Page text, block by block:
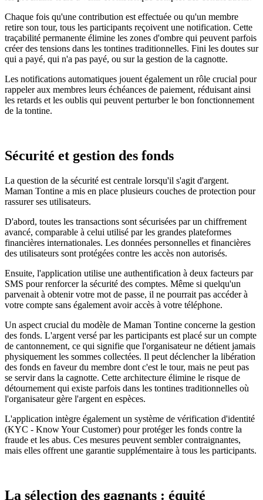
Chaque fois qu'une contribution est effectuée ou qu'un membre
retire son tour, tous les participants reçoivent une notification. Cette
traçabilité permanente élimine les zones d'ombre qui peuvent parfois
créer des tensions dans les tontines traditionnelles. Fini les doutes sur
qui a payé, qui n'a pas payé, ou sur la gestion de la cagnotte.
Les notifications automatiques jouent également un rôle crucial pour
rappeler aux membres leurs échéances de paiement, réduisant ainsi
les retards et les oublis qui peuvent perturber le bon fonctionnement
de la tontine.
Sécurité et gestion des fonds
La question de la sécurité est centrale lorsqu'il s'agit d'argent.
Maman Tontine a mis en place plusieurs couches de protection pour
rassurer ses utilisateurs.
D'abord, toutes les transactions sont sécurisées par un chiffrement
avancé, comparable à celui utilisé par les grandes plateformes
financières internationales. Les données personnelles et financières
des utilisateurs sont protégées contre les accès non autorisés.
Ensuite, l'application utilise une authentification à deux facteurs par
SMS pour renforcer la sécurité des comptes. Même si quelqu'un
parvenait à obtenir votre mot de passe, il ne pourrait pas accéder à
votre compte sans également avoir accès à votre téléphone.
Un aspect crucial du modèle de Maman Tontine concerne la gestion
des fonds. L'argent versé par les participants est placé sur un compte
de cantonnement, ce qui signifie que l'organisateur ne détient jamais
physiquement les sommes collectées. Il peut déclencher la libération
des fonds en faveur du membre dont c'est le tour, mais ne peut pas
se servir dans la cagnotte. Cette architecture élimine le risque de
détournement qui existe parfois dans les tontines traditionnelles où
l'organisateur gère l'argent en espèces.
L'application intègre également un système de vérification d'identité
(KYC - Know Your Customer) pour protéger les fonds contre la
fraude et les abus. Ces mesures peuvent sembler contraignantes,
mais elles offrent une garantie supplémentaire à tous les participants.
La sélection des gagnants : équité